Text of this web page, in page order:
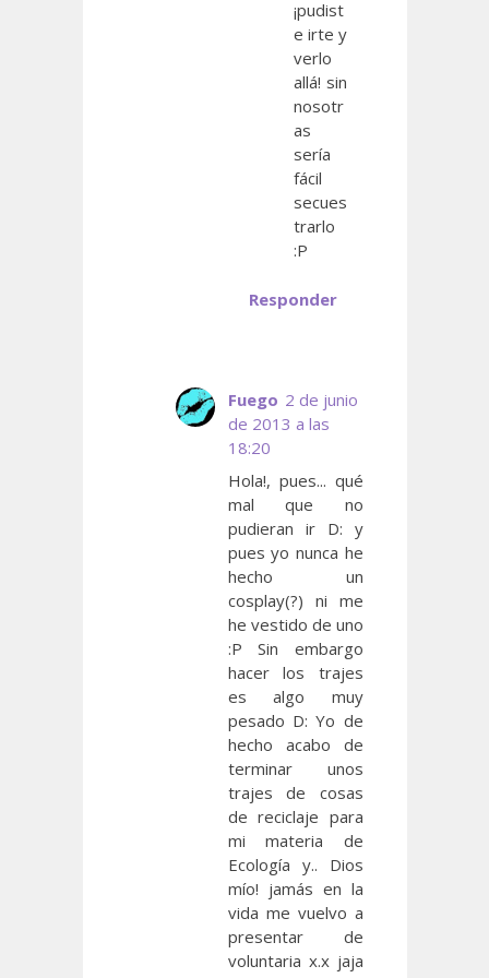
¡pudist
e irte y
verlo
allá! sin
nosotr
as
sería
fácil
secues
trarlo
:P
Responder
Fuego 2 de junio
de 2013 a las
18:20
Hola!, pues... qué
mal que no
pudieran ir D: y
pues yo nunca he
hecho un
cosplay(?) ni me
he vestido de uno
:P Sin embargo
hacer los trajes
es algo muy
pesado D: Yo de
hecho acabo de
terminar unos
trajes de cosas
de reciclaje para
mi materia de
Ecología y.. Dios
mío! jamás en la
vida me vuelvo a
presentar de
voluntaria x.x jaja